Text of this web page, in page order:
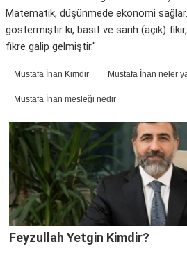
Matematik, düşünmede ekonomi
göstermiştir ki, basit ve sarih (açık) fikir,
fikre galip gelmiştir."
Mustafa İnan Kimdir Mustafa İnan neler
Mustafa İnan mesleği nedir
Feyzullah Yetgin Kimdir?